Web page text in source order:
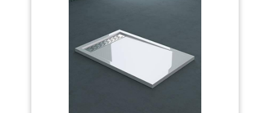
la sécurité et la fiabilité. Facile à
installer : conforme à la norme
DIN, peut être installé au sol,
semi-encastré au sol ou au sol.